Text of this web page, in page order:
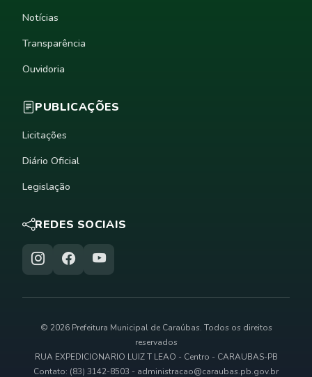
Notícias
Transparência
Ouvidoria
PUBLICAÇÕES
Licitações
Diário Oficial
Legislação
REDES SOCIAIS
© 2026 Prefeitura Municipal de Caraúbas. Todos os direitos
reservados
RUA EXPEDICIONARIO LUIZ T LEAO - Centro - CARAUBAS-PB
Contato: (83) 3142-8503 - administracao@caraubas.pb.gov.br